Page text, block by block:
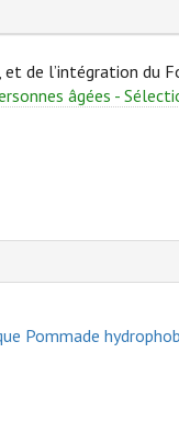
de l’intégration du
âgées -
Pommade